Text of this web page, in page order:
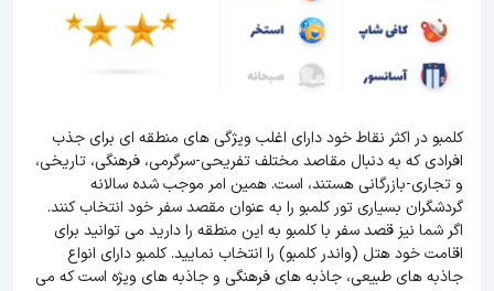
کلمبو در اکثر نقاط خود دارای اغلب ویژگی های منطقه ای برای جذب
افرادی که به دنبال مقاصد مختلف تفریحی-سرگرمی، فرهنگی، تاریخی،
و تجاری-بازرگانی هستند، است. همین امر موجب شده سالانه
گردشگران بسیاری تور کلمبو را به عنوان مقصد سفر خود انتخاب کنند.
اگر شما نیز قصد سفر با کلمبو به این منطقه را دارید می توانید برای
اقامت خود هتل (واندر کلمبو) را انتخاب نمایید. کلمبو دارای انواع
جاذبه های طبیعی، جاذبه های فرهنگی و جاذبه های ویژه است که می